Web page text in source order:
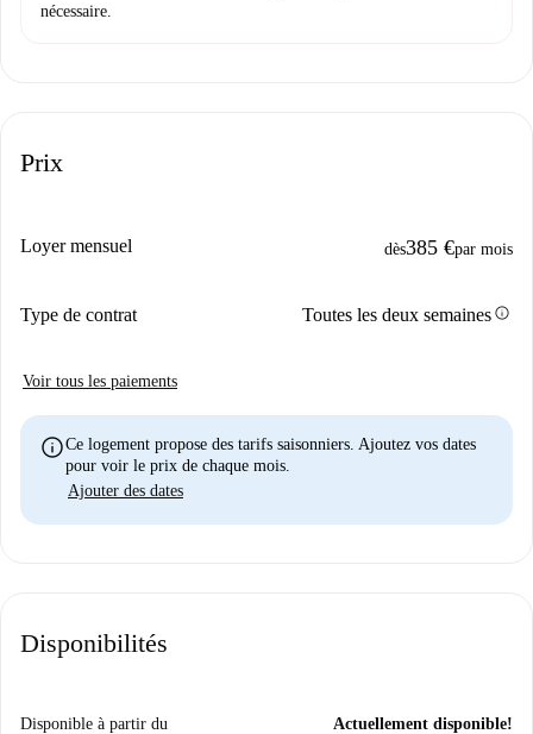
nécessaire.
Prix
Loyer mensuel dès385 €par mois
Type de contrat Toutes les deux semainesinfo
Voir tous les paiements
infoCe logement propose des tarifs saisonniers. Ajoutez vos dates
pour voir le prix de chaque mois.
Ajouter des dates
Disponibilités
Disponible à partir du Actuellement disponible!